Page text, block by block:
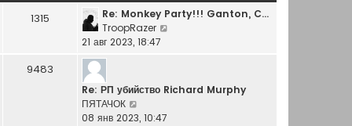
1315
Re: Monkey Party!!! Ganton, C…
TroopRazer
й
т
21 авг 2023, 18:47
9483
Re: РП убийство Richard Murphy
ПЯТАЧОК
е
08 янв 2023, 10:47